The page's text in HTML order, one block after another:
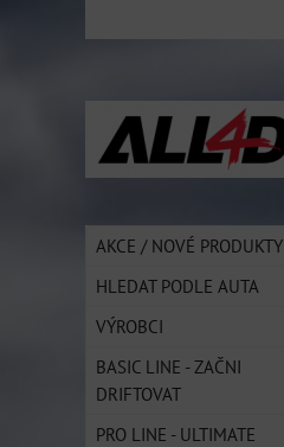
AKCE / NOVÉ PRODUKTY
HLEDAT PODLE AUTA
VÝROBCI
BASIC LINE - ZAČNI
DRIFTOVAT
PRO LINE - ULTIMATE